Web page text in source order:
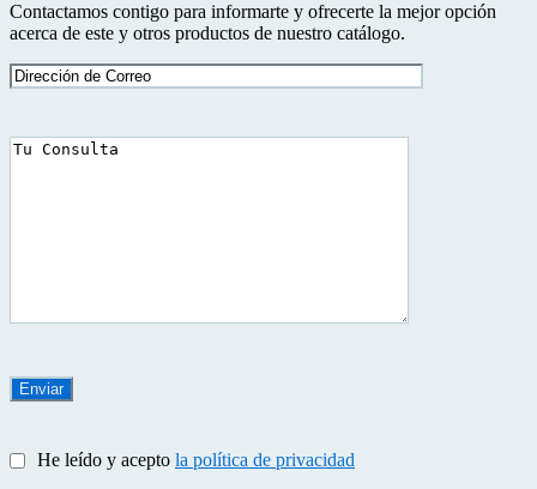
Contactamos contigo para informarte y ofrecerte la mejor opción
acerca de este y otros productos de nuestro catálogo.
He leído y acepto la política de privacidad